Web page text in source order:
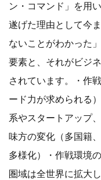
ン・コマンド」を用
遂げた理由として今
ないことがわかった
要素と、それがビジ
されています。・作
ード力が求められる
系やスタートアップ
味方の変化（多国籍
多様化）・作戦環境
圏域は全世界に拡大